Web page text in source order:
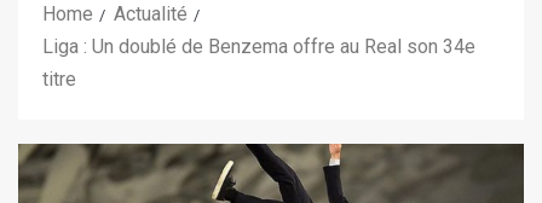
Home
Actualité
Liga : Un doublé de Benzema offre au Real son 34e
titre